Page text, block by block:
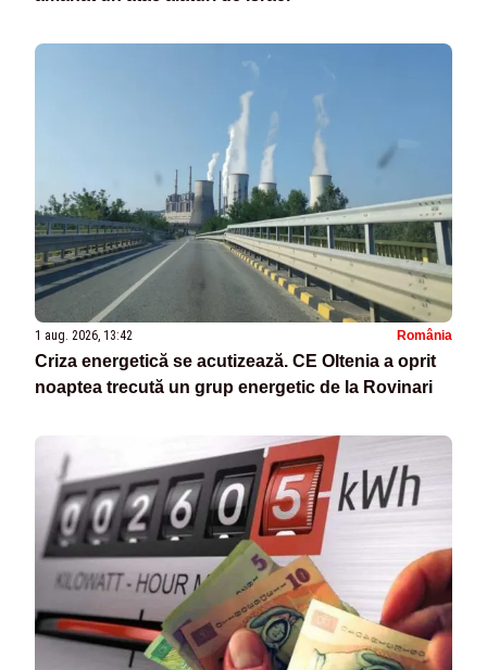
1 aug. 2026, 13:42 România
Criza energetică se acutizează. CE Oltenia a oprit
noaptea trecută un grup energetic de la Rovinari